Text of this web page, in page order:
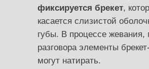
фиксируется брекет,
касается слизистой
губы. В процессе жевания,
разговора элементы
могут натирать.